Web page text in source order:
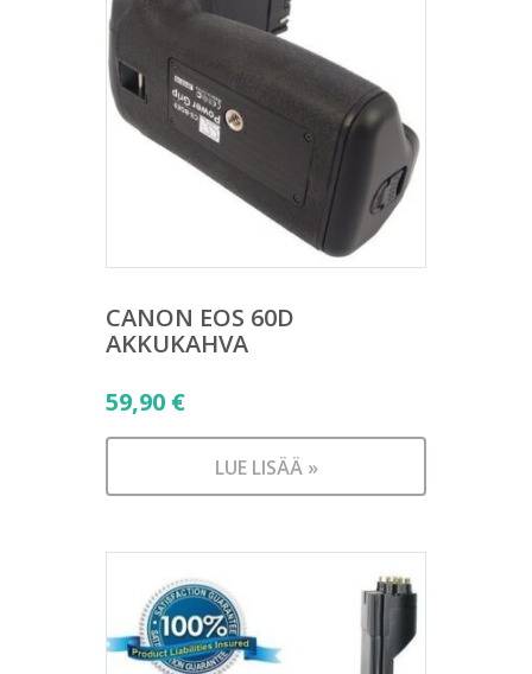
CANON EOS 60D
AKKUKAHVA
59,90 €
LUE LISÄÄ »